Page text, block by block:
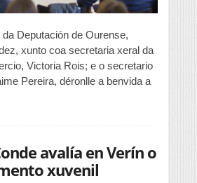
Deputación de Ourense,
xunto coa secretaria xeral da
Victoria Rois; e o secretario
Pereira, déronlle a benvida a
avalía en Verín o
xuvenil